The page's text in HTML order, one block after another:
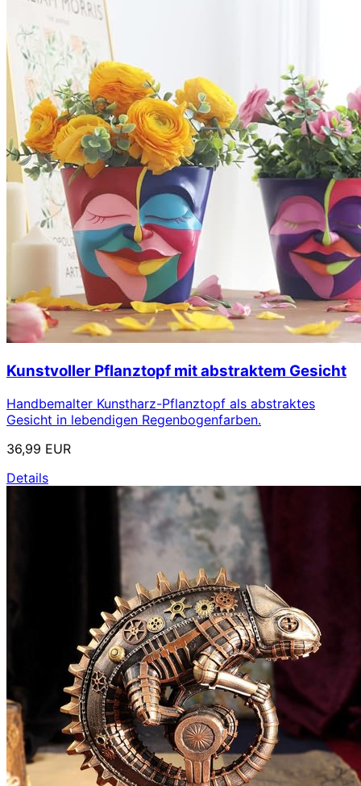
Kunstvoller Pflanztopf mit abstraktem Gesicht
Handbemalter Kunstharz-Pflanztopf als abstraktes
Gesicht in lebendigen Regenbogenfarben.
36,99 EUR
Details